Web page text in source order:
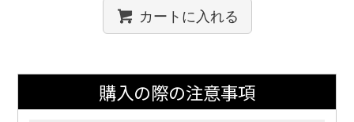
カートに入れる
購入の際の注意事項